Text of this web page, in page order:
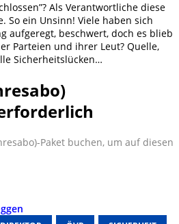
Als Verantwortliche diese
So ein Unsinn! Viele haben sich
aufgeregt, beschwert, doch es blieb
Parteien und ihrer Leut? Quelle,
Sicherheitslücken…
Paket buchen, um auf diesen